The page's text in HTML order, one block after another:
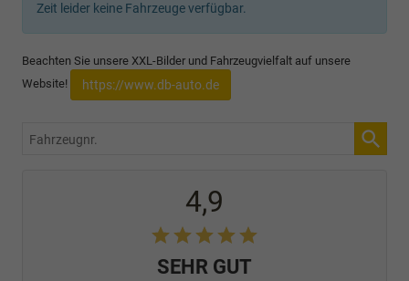
Zeit leider keine Fahrzeuge verfügbar.
Beachten Sie unsere XXL-Bilder und Fahrzeugvielfalt auf unsere
Website!
https://www.db-auto.de
Fahrzeugnr.
4,9
SEHR GUT